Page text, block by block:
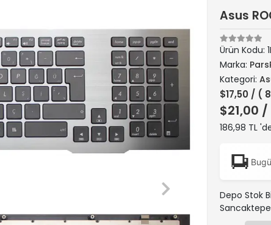
Asus
Ürün Kodu:
Marka:
Kategori:
$17,50 / (
$21,00 /
186,98 TL
Depo Stok